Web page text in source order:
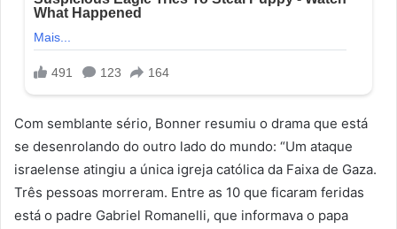
Com semblante sério, Bonner resumiu o drama que está
se desenrolando do outro lado do mundo: “Um ataque
israelense atingiu a única igreja católica da Faixa de Gaza.
Três pessoas morreram. Entre as 10 que ficaram feridas
está o padre Gabriel Romanelli, que informava o papa